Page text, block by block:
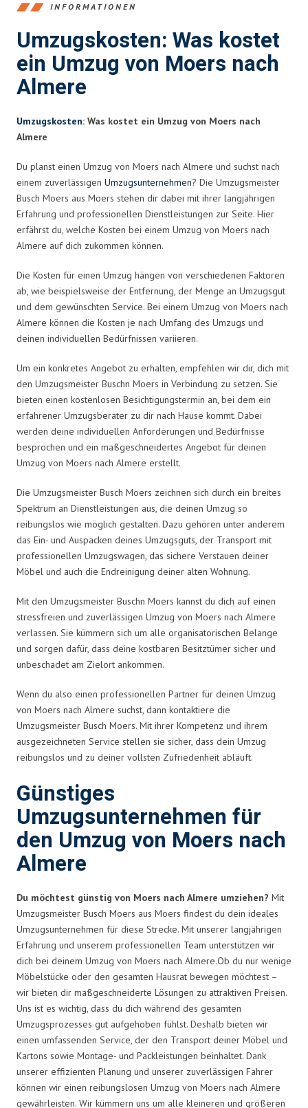
INFORMATIONEN
Umzugskosten: Was kostet
ein Umzug von Moers nach
Almere
Umzugskosten: Was kostet ein Umzug von Moers nach
Almere
Du planst einen Umzug von Moers nach Almere und suchst nach
einem zuverlässigen Umzugsunternehmen? Die Umzugsmeister
Busch Moers aus Moers stehen dir dabei mit ihrer langjährigen
Erfahrung und professionellen Dienstleistungen zur Seite. Hier
erfährst du, welche Kosten bei einem Umzug von Moers nach
Almere auf dich zukommen können.
Die Kosten für einen Umzug hängen von verschiedenen Faktoren
ab, wie beispielsweise der Entfernung, der Menge an Umzugsgut
und dem gewünschten Service. Bei einem Umzug von Moers nach
Almere können die Kosten je nach Umfang des Umzugs und
deinen individuellen Bedürfnissen variieren.
Um ein konkretes Angebot zu erhalten, empfehlen wir dir, dich mit
den Umzugsmeister Buschn Moers in Verbindung zu setzen. Sie
bieten einen kostenlosen Besichtigungstermin an, bei dem ein
erfahrener Umzugsberater zu dir nach Hause kommt. Dabei
werden deine individuellen Anforderungen und Bedürfnisse
besprochen und ein maßgeschneidertes Angebot für deinen
Umzug von Moers nach Almere erstellt.
Die Umzugsmeister Busch Moers zeichnen sich durch ein breites
Spektrum an Dienstleistungen aus, die deinen Umzug so
reibungslos wie möglich gestalten. Dazu gehören unter anderem
das Ein- und Auspacken deines Umzugsguts, der Transport mit
professionellen Umzugswagen, das sichere Verstauen deiner
Möbel und auch die Endreinigung deiner alten Wohnung.
Mit den Umzugsmeister Buschn Moers kannst du dich auf einen
stressfreien und zuverlässigen Umzug von Moers nach Almere
verlassen. Sie kümmern sich um alle organisatorischen Belange
und sorgen dafür, dass deine kostbaren Besitztümer sicher und
unbeschadet am Zielort ankommen.
Wenn du also einen professionellen Partner für deinen Umzug
von Moers nach Almere suchst, dann kontaktiere die
Umzugsmeister Busch Moers. Mit ihrer Kompetenz und ihrem
ausgezeichneten Service stellen sie sicher, dass dein Umzug
reibungslos und zu deiner vollsten Zufriedenheit abläuft.
Günstiges
Umzugsunternehmen für
den Umzug von Moers nach
Almere
Du möchtest günstig von Moers nach Almere umziehen? Mit
Umzugsmeister Busch Moers aus Moers findest du dein ideales
Umzugsunternehmen für diese Strecke. Mit unserer langjährigen
Erfahrung und unserem professionellen Team unterstützen wir
dich bei deinem Umzug von Moers nach Almere.Ob du nur wenige
Möbelstücke oder den gesamten Hausrat bewegen möchtest –
wir bieten dir maßgeschneiderte Lösungen zu attraktiven Preisen.
Uns ist es wichtig, dass du dich während des gesamten
Umzugsprozesses gut aufgehoben fühlst. Deshalb bieten wir
einen umfassenden Service, der den Transport deiner Möbel und
Kartons sowie Montage- und Packleistungen beinhaltet. Dank
unserer effizienten Planung und unserer zuverlässigen Fahrer
können wir einen reibungslosen Umzug von Moers nach Almere
gewährleisten. Wir kümmern uns um alle kleineren und größeren